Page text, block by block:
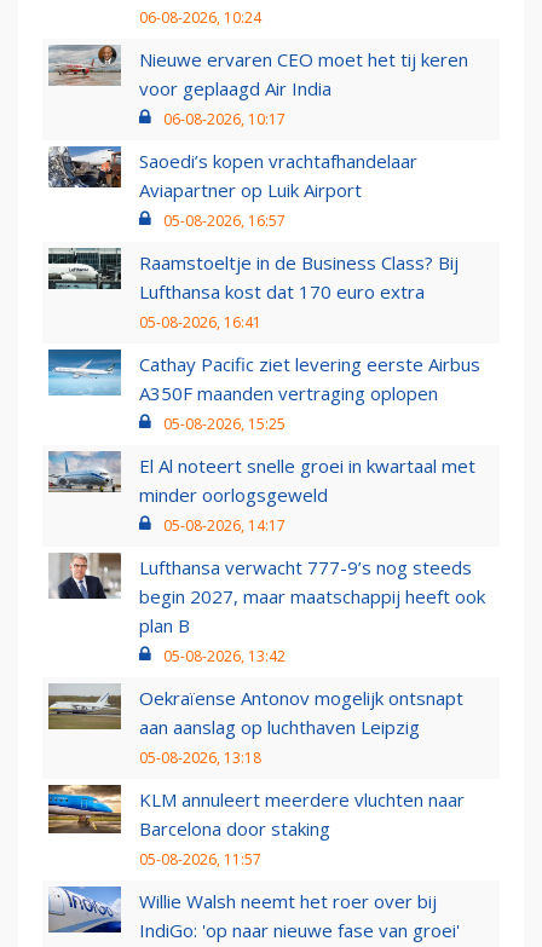
06-08-2026, 10:24
Nieuwe ervaren CEO moet het tij keren
voor geplaagd Air India
06-08-2026, 10:17
Saoedi’s kopen vrachtafhandelaar
Aviapartner op Luik Airport
05-08-2026, 16:57
Raamstoeltje in de Business Class? Bij
Lufthansa kost dat 170 euro extra
05-08-2026, 16:41
Cathay Pacific ziet levering eerste Airbus
A350F maanden vertraging oplopen
05-08-2026, 15:25
El Al noteert snelle groei in kwartaal met
minder oorlogsgeweld
05-08-2026, 14:17
Lufthansa verwacht 777-9’s nog steeds
begin 2027, maar maatschappij heeft ook
plan B
05-08-2026, 13:42
Oekraïense Antonov mogelijk ontsnapt
aan aanslag op luchthaven Leipzig
05-08-2026, 13:18
KLM annuleert meerdere vluchten naar
Barcelona door staking
05-08-2026, 11:57
Willie Walsh neemt het roer over bij
IndiGo: 'op naar nieuwe fase van groei'